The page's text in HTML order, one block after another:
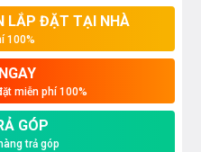
LẮP ĐẶT TẠI NHÀ
100%
miễn phí 100%
GÓP
trả góp